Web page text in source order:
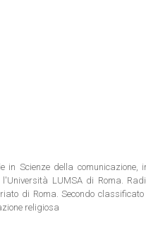
in Scienze della
LUMSA di Roma.
di Roma. Secondo
religiosa